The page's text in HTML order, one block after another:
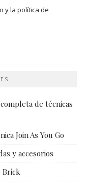
yla política de
de técnicas
Join As You Go
y accesorios
Brick